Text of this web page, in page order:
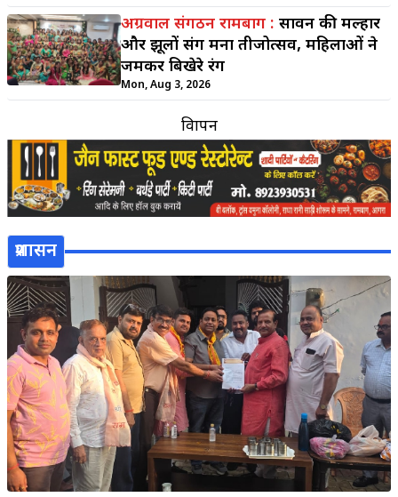
अग्रवाल संगठन रामबाग : सावन की मल्हार
और झूलों संग मना तीजोत्सव, महिलाओं ने
जमकर बिखेरे रंग
Mon, Aug 3, 2026
विज्ञापन
प्रशासन